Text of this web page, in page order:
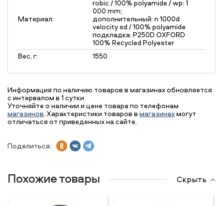
Материал:
robic / 100% polyamide / wp: 1
000 mm;
дополнительный: n 1000d
velocity sd / 100% polyamide
подкладка: P250D OXFORD
100% Recycled Polyester
Вес, г:
1550
Информация по наличию товаров в магазинах обновляется
с интервалом в 1 сутки
Уточняйте о наличии и цене товара по телефонам
магазинов. Характеристики товаров в магазинахмогут
отличаться от приведенных на сайте.
Поделиться:
Похожие товары Скрыть